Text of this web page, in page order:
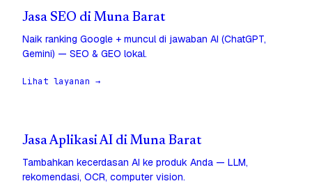
Jasa SEO di Muna Barat
Naik ranking Google + muncul di jawaban AI (ChatGPT,
Gemini) — SEO & GEO lokal.
Lihat layanan →
Jasa Aplikasi AI di Muna Barat
Tambahkan kecerdasan AI ke produk Anda — LLM,
rekomendasi, OCR, computer vision.